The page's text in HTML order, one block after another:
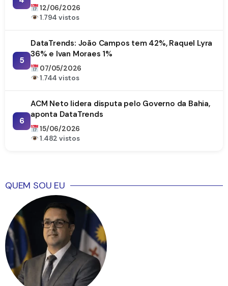
DataTrends
12/06/2026
1.794 vistos
5
DataTrends: João Campos tem 42%, Raquel Lyra
36% e Ivan Moraes 1%
07/05/2026
1.744 vistos
6
ACM Neto lidera disputa pelo Governo da Bahia,
aponta DataTrends
15/06/2026
1.482 vistos
QUEM SOU EU